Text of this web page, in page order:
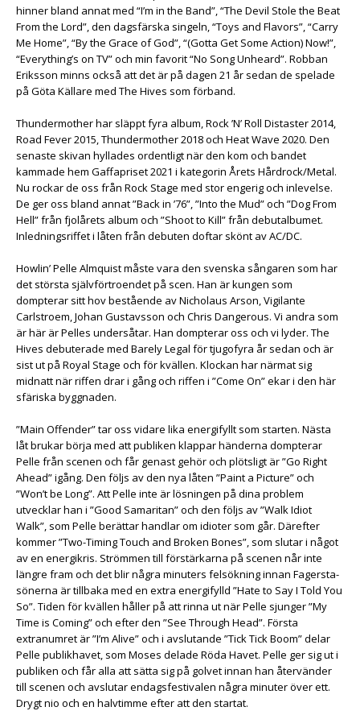
hinner bland annat med “I’m in the Band”, “The Devil Stole the Beat
From the Lord”, den dagsfärska singeln, “Toys and Flavors”, “Carry
Me Home”, “By the Grace of God”, “(Gotta Get Some Action) Now!”,
“Everything’s on TV” och min favorit “No Song Unheard”. Robban
Eriksson minns också att det är på dagen 21 år sedan de spelade
på Göta Källare med The Hives som förband.
Thundermother har släppt fyra album, Rock ’N’ Roll Distaster 2014,
Road Fever 2015, Thundermother 2018 och Heat Wave 2020. Den
senaste skivan hyllades ordentligt när den kom och bandet
kammade hem Gaffapriset 2021 i kategorin Årets Hårdrock/Metal.
Nu rockar de oss från Rock Stage med stor engerig och inlevelse.
De ger oss bland annat ”Back in ’76”, ”Into the Mud” och ”Dog From
Hell” från fjolårets album och ”Shoot to Kill” från debutalbumet.
Inledningsriffet i låten från debuten doftar skönt av AC/DC.
Howlin’ Pelle Almquist måste vara den svenska sångaren som har
det största självförtroendet på scen. Han är kungen som
dompterar sitt hov bestående av Nicholaus Arson, Vigilante
Carlstroem, Johan Gustavsson och Chris Dangerous. Vi andra som
är här är Pelles undersåtar. Han dompterar oss och vi lyder. The
Hives debuterade med Barely Legal för tjugofyra år sedan och är
sist ut på Royal Stage och för kvällen. Klockan har närmat sig
midnatt när riffen drar i gång och riffen i ”Come On” ekar i den här
sfäriska byggnaden.
”Main Offender” tar oss vidare lika energifyllt som starten. Nästa
låt brukar börja med att publiken klappar händerna dompterar
Pelle från scenen och får genast gehör och plötsligt är ”Go Right
Ahead” igång. Den följs av den nya låten ”Paint a Picture” och
”Won’t be Long”. Att Pelle inte är lösningen på dina problem
utvecklar han i ”Good Samaritan” och den följs av ”Walk Idiot
Walk”, som Pelle berättar handlar om idioter som går. Därefter
kommer ”Two-Timing Touch and Broken Bones”, som slutar i något
av en energikris. Strömmen till förstärkarna på scenen når inte
längre fram och det blir några minuters felsökning innan Fagersta-
sönerna är tillbaka med en extra energifylld ”Hate to Say I Told You
So”. Tiden för kvällen håller på att rinna ut när Pelle sjunger ”My
Time is Coming” och efter den ”See Through Head”. Första
extranumret är ”I’m Alive” och i avslutande ”Tick Tick Boom” delar
Pelle publikhavet, som Moses delade Röda Havet. Pelle ger sig ut i
publiken och får alla att sätta sig på golvet innan han återvänder
till scenen och avslutar endagsfestivalen några minuter över ett.
Drygt nio och en halvtimme efter att den startat.